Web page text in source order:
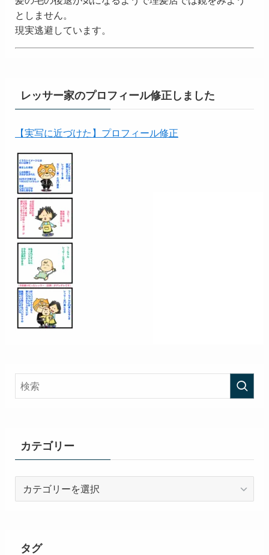
としません。
現実逃避しています。
レッサー家のプロフィール修正しました
【実写に近づけた】プロフィール修正
カテゴリー
タグ